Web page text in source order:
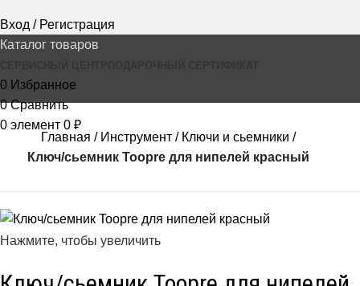
Вход / Регистрация
Каталог товаров
0 Избранное
0 Сравнить
0 элемент 0 ₽
Главная
Инструмент
Ключи и сьемники
Ключ/сьемник Toopre для нипелей красный
Нажмите, чтобы увеличить